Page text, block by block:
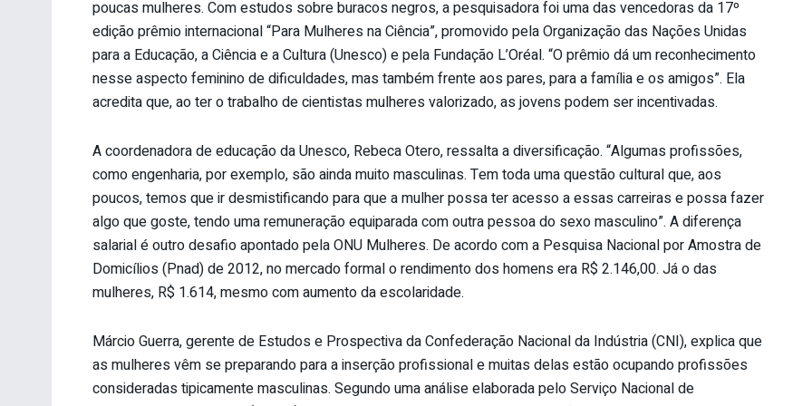
poucas mulheres. Com estudos sobre buracos negros, a pesquisadora foi uma das vencedoras da 17º
edição prêmio internacional “Para Mulheres na Ciência”, promovido pela Organização das Nações Unidas
para a Educação, a Ciência e a Cultura (Unesco) e pela Fundação L’Oréal. “O prêmio dá um reconhecimento
nesse aspecto feminino de dificuldades, mas também frente aos pares, para a família e os amigos”. Ela
acredita que, ao ter o trabalho de cientistas mulheres valorizado, as jovens podem ser incentivadas.
A coordenadora de educação da Unesco, Rebeca Otero, ressalta a diversificação. “Algumas profissões,
como engenharia, por exemplo, são ainda muito masculinas. Tem toda uma questão cultural que, aos
poucos, temos que ir desmistificando para que a mulher possa ter acesso a essas carreiras e possa fazer
algo que goste, tendo uma remuneração equiparada com outra pessoa do sexo masculino”. A diferença
salarial é outro desafio apontado pela ONU Mulheres. De acordo com a Pesquisa Nacional por Amostra de
Domicílios (Pnad) de 2012, no mercado formal o rendimento dos homens era R$ 2.146,00. Já o das
mulheres, R$ 1.614, mesmo com aumento da escolaridade.
Márcio Guerra, gerente de Estudos e Prospectiva da Confederação Nacional da Indústria (CNI), explica que
as mulheres vêm se preparando para a inserção profissional e muitas delas estão ocupando profissões
consideradas tipicamente masculinas. Segundo uma análise elaborada pelo Serviço Nacional de